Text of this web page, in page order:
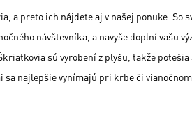
a preto ich nájdete aj v našej ponuke. So
návštevníka, a navyše doplní vašu
sú vyrobení z plyšu, takže
sa najlepšie vynímajú pri krbe či